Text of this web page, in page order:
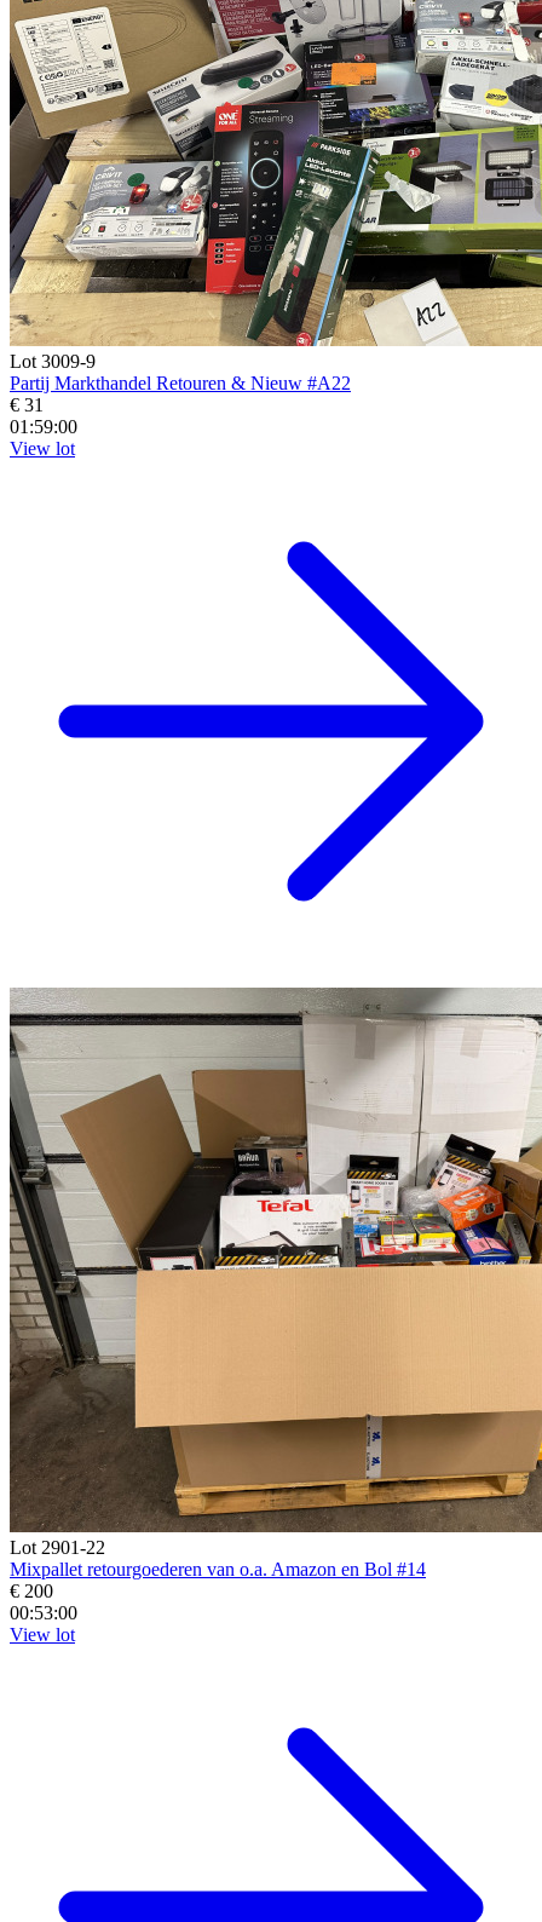
Lot 3009-9
Partij Markthandel Retouren & Nieuw #A22
€ 31
01:58:59
View lot
Lot 2901-22
Mixpallet retourgoederen van o.a. Amazon en Bol #14
€ 200
00:52:59
View lot